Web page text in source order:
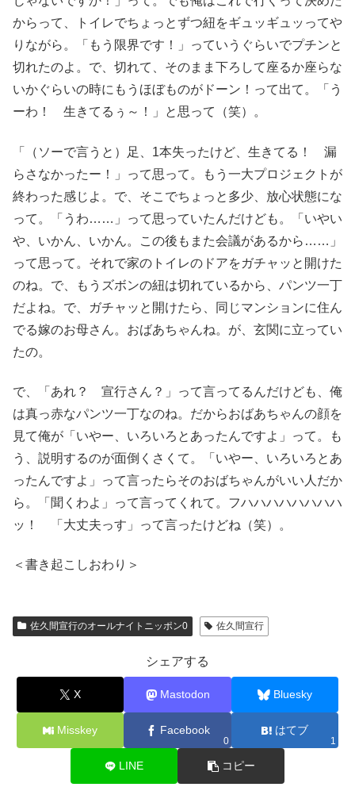
からって、トイレでちょっとずつ紐をギュッギュッってや
りながら。「もう限界です！」っていうぐらいでプチンと
切れたのよ。で、切れて、そのまま下ろして座るか座らな
いかぐらいの時にもうほぼものがドーン！って出て。「う
ーわ！ 生きてるぅ～！」と思って（笑）。
「（ソーで言うと）足、1本失ったけど、生きてる！ 漏
らさなかったー！」って思って。もう一大プロジェクトが
終わった感じよ。で、そこでちょっと多少、放心状態にな
って。「うわ……」って思っていたんだけども。「いやい
や、いかん、いかん。この後もまた会議があるから……」
って思って。それで家のトイレのドアをガチャッと開けた
のね。で、もうズボンの紐は切れているから、パンツ一丁
だよね。で、ガチャッと開けたら、同じマンションに住ん
でる嫁のお母さん。おばあちゃんね。が、玄関に立ってい
たの。
で、「あれ？ 宣行さん？」って言ってるんだけども、俺
は真っ赤なパンツ一丁なのね。だからおばあちゃんの顔を
見て俺が「いやー、いろいろとあったんですよ」って。も
う、説明するのが面倒くさくて。「いやー、いろいろとあ
ったんですよ」って言ったらそのおばちゃんがいい人だか
ら。「聞くわよ」って言ってくれて。フハハハハハハハハ
ッ！ 「大丈夫っす」って言ったけどね（笑）。
＜書き起こしおわり＞
佐久間宣行のオールナイトニッポン0 佐久間宣行
シェアする
X Mastodon Bluesky
Misskey Facebook
0
はてブ
1
LINE コピー